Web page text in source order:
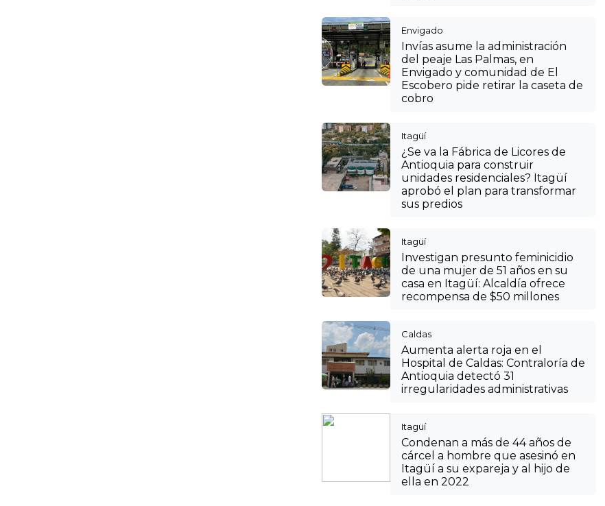
Envigado
Invías asume la administración
del peaje Las Palmas, en
Envigado y comunidad de El
Escobero pide retirar la caseta de
cobro
Itagüí
¿Se va la Fábrica de Licores de
Antioquia para construir
unidades residenciales? Itagüí
aprobó el plan para transformar
sus predios
Itagüí
Investigan presunto feminicidio
de una mujer de 51 años en su
casa en Itagüí: Alcaldía ofrece
recompensa de $50 millones
Caldas
Aumenta alerta roja en el
Hospital de Caldas: Contraloría de
Antioquia detectó 31
irregularidades administrativas
Itagüí
Condenan a más de 44 años de
cárcel a hombre que asesinó en
Itagüí a su expareja y al hijo de
ella en 2022